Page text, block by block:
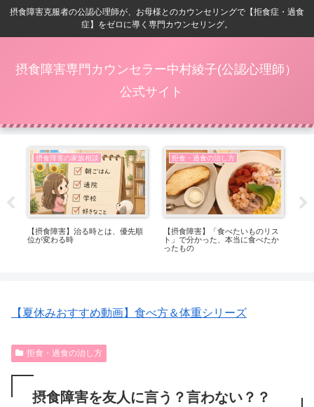
摂食障害克服者の公認心理師が、お母様とのカウンセリングで【拒食症・過食
症】をゼロに導く専門カウンセリング。
摂食障害専門カウンセラー中村綾子(公認心理師）
公式サイト
摂食障害の家族相談
【摂食障害】治る時とは、優先順
位が変わる時
拒食・過食の治し方
【摂食障害】「食べたいものリス
ト」で分かった、本当に食べたか
ったもの
【夏休みおすすめ動画】食べ方＆体重シリーズ
拒食・過食の治し方
摂食障害を友人に言う？言わない？？